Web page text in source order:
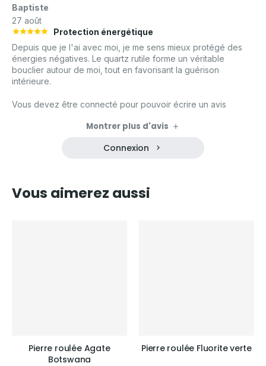
Baptiste
27 août
Protection énergétique
Depuis que je l'ai avec moi, je me sens mieux protégé des
énergies négatives. Le quartz rutile forme un véritable
bouclier autour de moi, tout en favorisant la guérison
intérieure.
Vous devez être connecté pour pouvoir écrire un avis
Montrer plus d'avis
Connexion
Vous aimerez aussi
Pierre roulée Agate
Botswana
Pierre roulée Fluorite verte